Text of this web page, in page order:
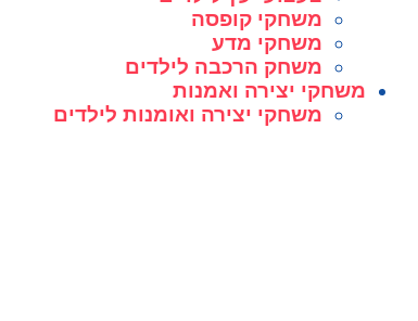
משחקי קופסה
משחקי מדע
משחק הרכבה לילדים
משחקי יצירה ואמנות
משחקי יצירה ואומנות לילדים